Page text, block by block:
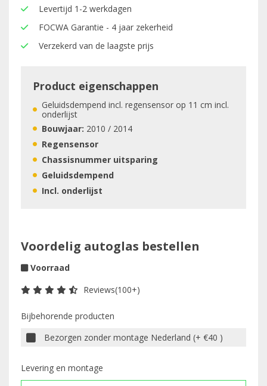
Levertijd 1-2 werkdagen
FOCWA Garantie - 4 jaar zekerheid
Verzekerd van de laagste prijs
Product eigenschappen
Geluidsdempend incl. regensensor op 11 cm incl.
onderlijst
Bouwjaar: 2010 / 2014
Regensensor
Chassisnummer uitsparing
Geluidsdempend
Incl. onderlijst
Voordelig autoglas bestellen
Voorraad
Reviews(100+)
Bijbehorende producten
Bezorgen zonder montage Nederland (+ €40 )
Levering en montage